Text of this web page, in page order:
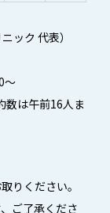
ック 代表）
～
数は午前16人ま
りください。
ご了承くださ